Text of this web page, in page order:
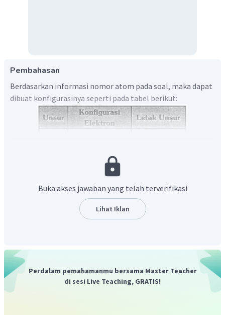
Pembahasan
Berdasarkan informasi nomor atom pada soal, maka dapat
dibuat konfigurasinya seperti pada tabel berikut:
Atom suatu unsur cenderung mencapai kestabilan dengan
cara menangkap atau melepas elektron sehingga
membentuk konfigurasi oktet (8 elektron pada kulit
terluar) seperti halnya unsur gas mulia. Atom yang
mencapai kestabilan. Unsur yang paling mudah menangkap
Buka akses jawaban yang telah terverifikasi
Lihat Iklan
Perdalam pemahamanmu bersama Master Teacher
di sesi Live Teaching, GRATIS!